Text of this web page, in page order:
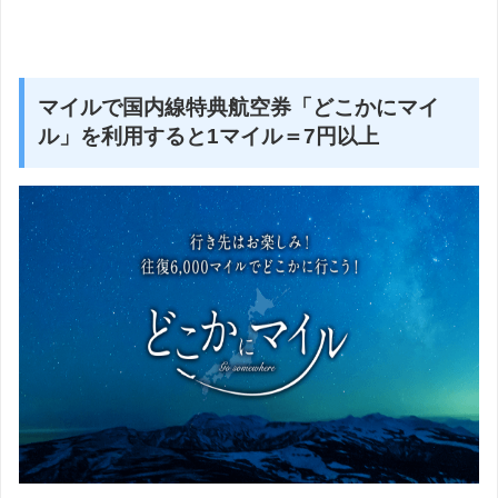
マイルで国内線特典航空券「どこかにマイ
ル」を利用すると1マイル＝7円以上